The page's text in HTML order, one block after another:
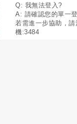
Q: 我無法登入?
A: 請確認您的單一
若需進一步協助，
機:3484